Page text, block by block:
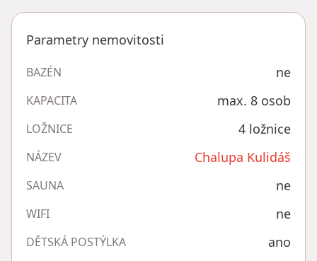
Parametry nemovitosti
BAZÉN ne
KAPACITA max. 8 osob
LOŽNICE 4 ložnice
NÁZEV Chalupa Kulidáš
SAUNA ne
WIFI ne
DĚTSKÁ POSTÝLKA ano